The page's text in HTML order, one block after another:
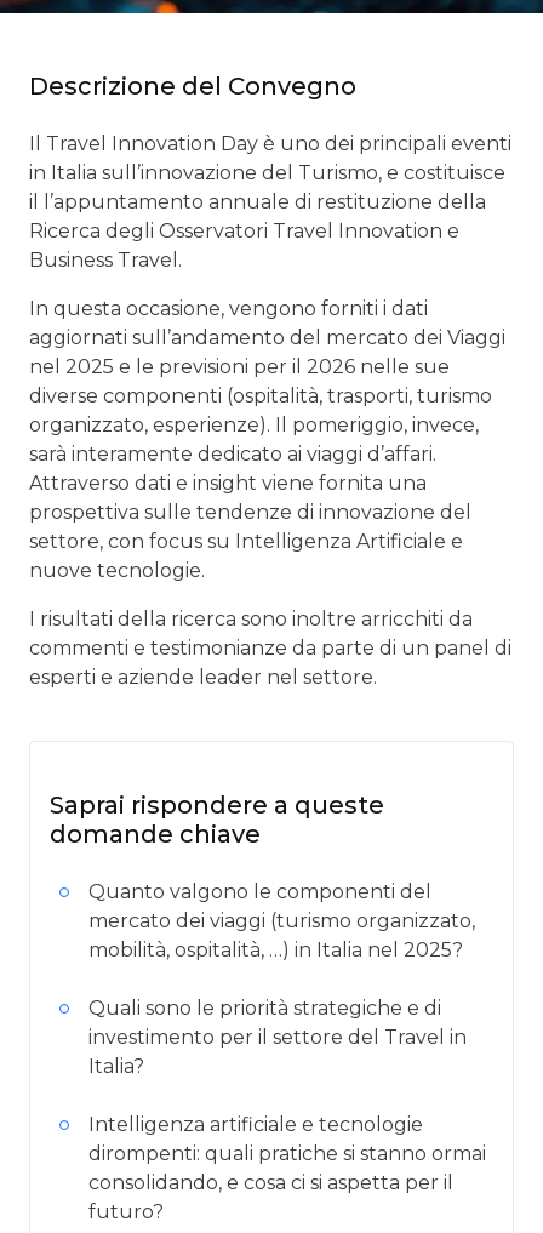
Descrizione del Convegno
Il Travel Innovation Day è uno dei principali eventi
in Italia sull’innovazione del Turismo, e costituisce
il l’appuntamento annuale di restituzione della
Ricerca degli Osservatori Travel Innovation e
Business Travel.
In questa occasione, vengono forniti i dati
aggiornati sull’andamento del mercato dei Viaggi
nel 2025 e le previsioni per il 2026 nelle sue
diverse componenti (ospitalità, trasporti, turismo
organizzato, esperienze). Il pomeriggio, invece,
sarà interamente dedicato ai viaggi d’affari.
Attraverso dati e insight viene fornita una
prospettiva sulle tendenze di innovazione del
settore, con focus su Intelligenza Artificiale e
nuove tecnologie.
I risultati della ricerca sono inoltre arricchiti da
commenti e testimonianze da parte di un panel di
esperti e aziende leader nel settore.
Saprai rispondere a queste
domande chiave
Quanto valgono le componenti del
mercato dei viaggi (turismo organizzato,
mobilità, ospitalità, …) in Italia nel 2025?
Quali sono le priorità strategiche e di
investimento per il settore del Travel in
Italia?
Intelligenza artificiale e tecnologie
dirompenti: quali pratiche si stanno ormai
consolidando, e cosa ci si aspetta per il
futuro?